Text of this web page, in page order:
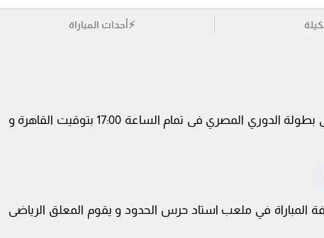
⚡أحداث المباراة
يلتقى اليوم 3/5/2026 كلا من نادى حرس الحدود و طلائع الجيش فى بطولة الدوري المصري فى تمام الساعة 17:00 بتوقيت القاهرة و
المباراة في ملعب استاد حرس الحدود و يقوم المعلق الرياضى